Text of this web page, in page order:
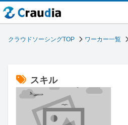
クラウドソーシングTOP ワーカー一覧
スキル